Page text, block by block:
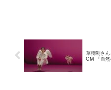
草彅剛さ